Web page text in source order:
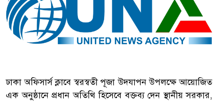
ঢাকা অফিসার্স ক্লাবে স্বরস্বতী পূজা উদযাপন উপলক্ষে আয়োজিত
এক অনুষ্ঠানে প্রধান অতিথি হিসেবে বক্তব্য দেন স্থানীয় সরকার,